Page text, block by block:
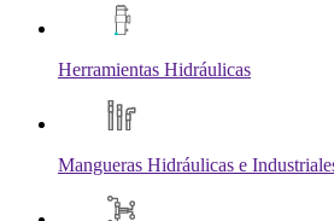
Herramientas Hidráulicas
Mangueras Hidráulicas e